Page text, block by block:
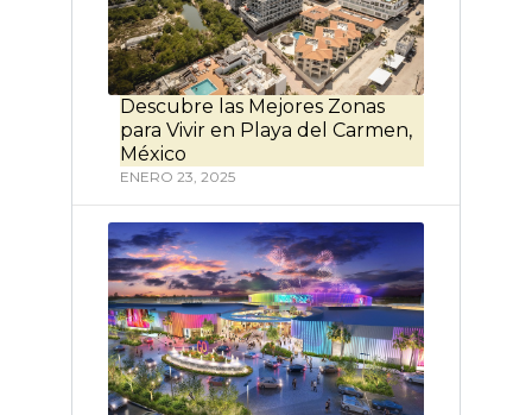
Descubre las Mejores Zonas
para Vivir en Playa del Carmen,
México
ENERO 23, 2025